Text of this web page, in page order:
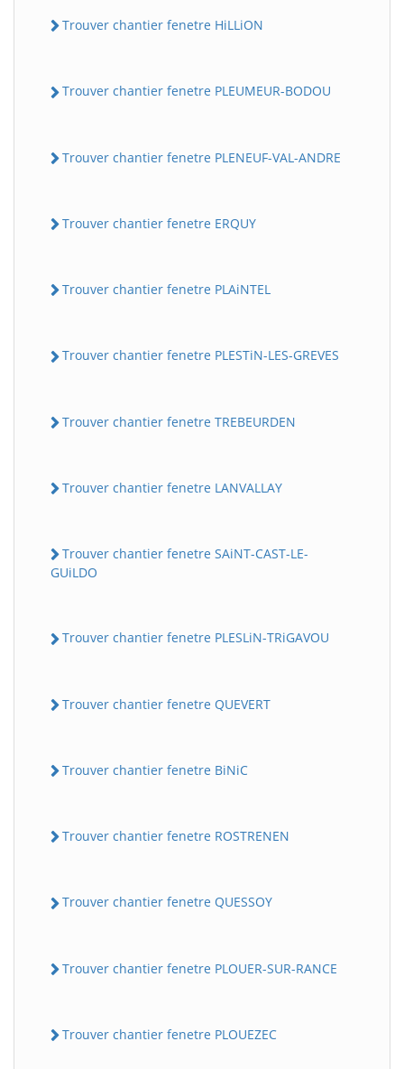
Trouver chantier fenetre HiLLiON
Trouver chantier fenetre PLEUMEUR-BODOU
Trouver chantier fenetre PLENEUF-VAL-ANDRE
Trouver chantier fenetre ERQUY
Trouver chantier fenetre PLAiNTEL
Trouver chantier fenetre PLESTiN-LES-GREVES
Trouver chantier fenetre TREBEURDEN
Trouver chantier fenetre LANVALLAY
Trouver chantier fenetre SAiNT-CAST-LE-
GUiLDO
Trouver chantier fenetre PLESLiN-TRiGAVOU
Trouver chantier fenetre QUEVERT
Trouver chantier fenetre BiNiC
Trouver chantier fenetre ROSTRENEN
Trouver chantier fenetre QUESSOY
Trouver chantier fenetre PLOUER-SUR-RANCE
Trouver chantier fenetre PLOUEZEC